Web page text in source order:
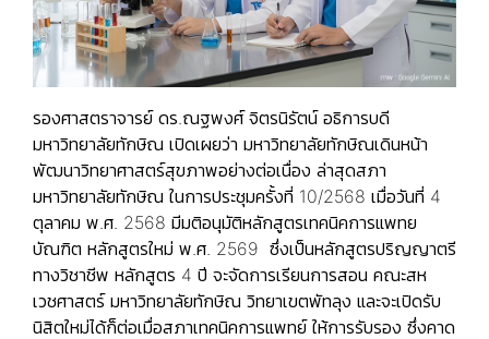
รองศาสตราจารย์ ดร.ณฐพงศ์ จิตรนิรัตน์ อธิการบดี
มหาวิทยาลัยทักษิณ เปิดเผยว่า มหาวิทยาลัยทักษิณเดินหน้า
พัฒนาวิทยาศาสตร์สุขภาพอย่างต่อเนื่อง ล่าสุดสภา
มหาวิทยาลัยทักษิณ ในการประชุมครั้งที่ 10/2568 เมื่อวันที่ 4
ตุลาคม พ.ศ. 2568 มีมติอนุมัติหลักสูตรเทคนิคการแพทย
บัณฑิต หลักสูตรใหม่ พ.ศ. 2569 ซึ่งเป็นหลักสูตรปริญญาตรี
ทางวิชาชีพ หลักสูตร 4 ปี จะจัดการเรียนการสอน คณะสห
เวชศาสตร์ มหาวิทยาลัยทักษิณ วิทยาเขตพัทลุง และจะเปิดรับ
นิสิตใหม่ได้ก็ต่อเมื่อสภาเทคนิคการแพทย์ ให้การรับรอง ซึ่งคาด